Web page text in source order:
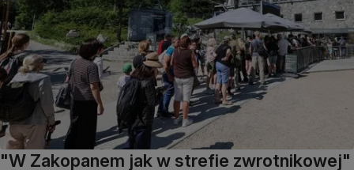
"W Zakopanem jak w strefie zwrotnikowej"